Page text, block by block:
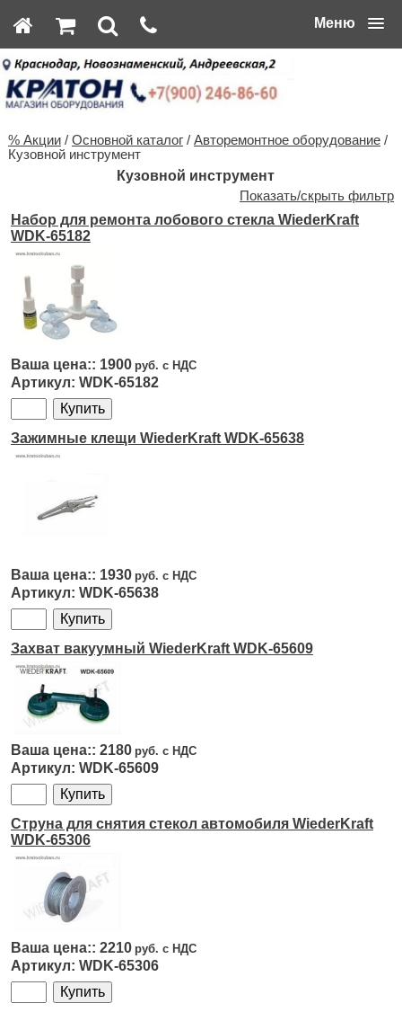
Меню
% Акции/ Основной каталог/ Авторемонтное оборудование/
Кузовной инструмент
Кузовной инструмент
Показать/скрыть фильтр
Набор для ремонта лобового стекла WiederKraft
WDK-65182
1900
WDK-65182
Зажимные клещи WiederKraft WDK-65638
1930
WDK-65638
Захват вакуумный WiederKraft WDK-65609
2180
WDK-65609
Струна для снятия стекол автомобиля WiederKraft
WDK-65306
2210
WDK-65306